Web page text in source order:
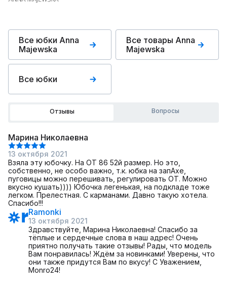
Все юбки Anna
Majewska
Все товары Anna
Majewska
Все юбки
Отзывы Вопросы
Марина Николаевна
13 октября 2021
Взяла эту юбочку. На ОТ 86 52й размер. Но это,
собственно, не особо важно, т.к. юбка на запАхе,
пуговицы можно перешивать, регулировать ОТ. Можно
вкусно кушать)))) Юбочка легенькая, на подкладе тоже
легком. Прелестная. С карманами. Давно такую хотела.
Спасибо!!!
Ramonki
13 октября 2021
Здравствуйте, Марина Николаевна! Спасибо за
тёплые и сердечные слова в наш адрес! Очень
приятно получать такие отзывы! Рады, что модель
Вам понравилась! Ждём за новинками! Уверены, что
они также придутся Вам по вкусу! С Уважением,
Monro24!